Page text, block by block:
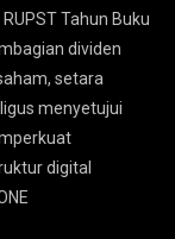
Tahun Buku
dividen
setara
menyetujui
digital